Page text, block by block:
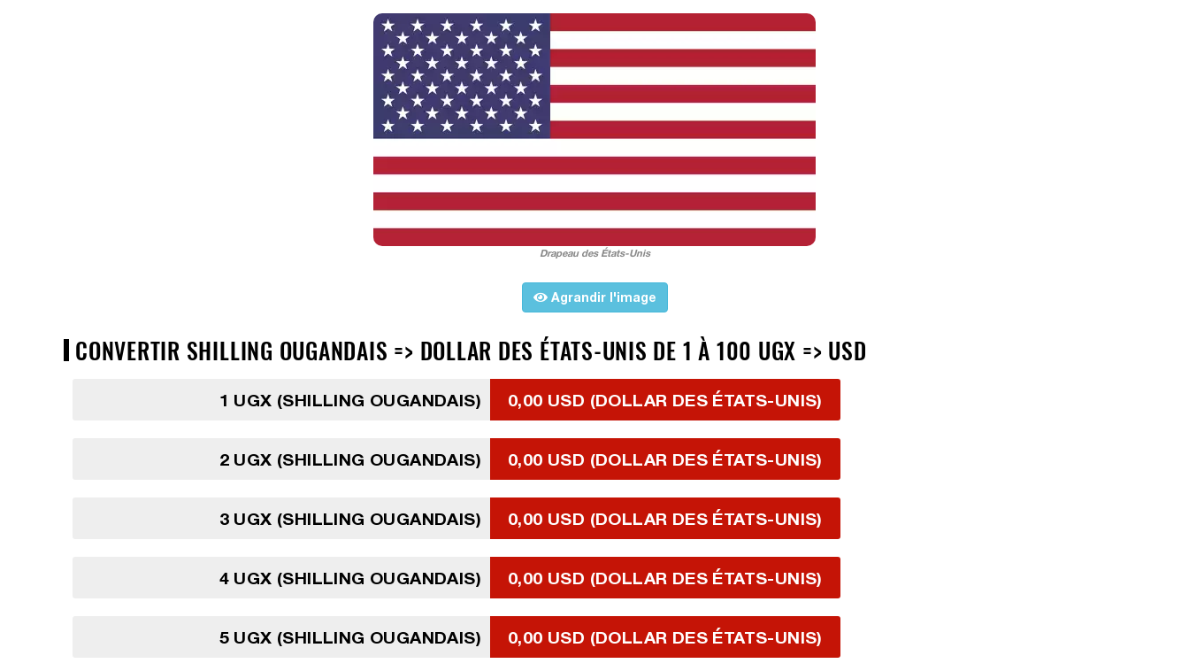
Drapeau des États-Unis
Agrandir l'image
CONVERTIR SHILLING OUGANDAIS => DOLLAR DES ÉTATS-UNIS DE 1 À 100 UGX => USD
1 UGX (SHILLING OUGANDAIS) 0,00 USD (DOLLAR DES ÉTATS-UNIS)
2 UGX (SHILLING OUGANDAIS) 0,00 USD (DOLLAR DES ÉTATS-UNIS)
3 UGX (SHILLING OUGANDAIS) 0,00 USD (DOLLAR DES ÉTATS-UNIS)
4 UGX (SHILLING OUGANDAIS) 0,00 USD (DOLLAR DES ÉTATS-UNIS)
5 UGX (SHILLING OUGANDAIS) 0,00 USD (DOLLAR DES ÉTATS-UNIS)